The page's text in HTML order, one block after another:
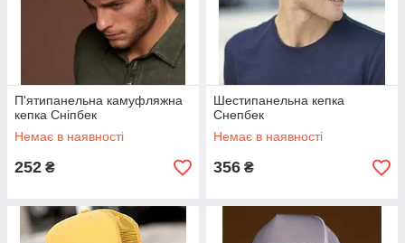
П'ятипанельна камуфляжна
кепка Сніпбек
Немає в наявності
252 ₴
Шестипанельна кепка
Cнепбек
Немає в наявності
356 ₴